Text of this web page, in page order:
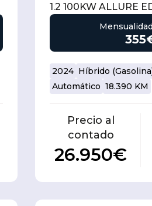
1.2 100KW ALLURE
2024 Híbrido
Automático 18.390 KM
Precio al
contado
26.950€